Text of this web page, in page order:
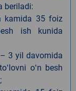
beriladi:
kamida 35 foiz
ish kunida
3 yil davomida
oʻn besh